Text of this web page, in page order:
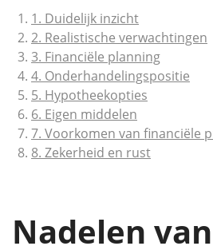
1. Duidelijk inzicht
2. Realistische verwachtingen
3. Financiële planning
4. Onderhandelingspositie
5. Hypotheekopties
6. Eigen middelen
7. Voorkomen van financiële
8. Zekerheid en rust
Nadelen